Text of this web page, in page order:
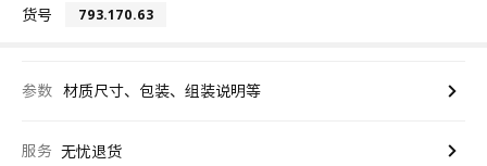
货号 793.170.63
参数 材质尺寸、包装、组装说明等
服务 无忧退货